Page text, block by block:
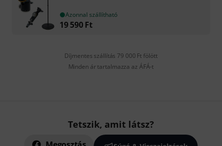
Azonnal szállítható
19 590 Ft
Díjmentes szállítás 79 000 Ft fölött
Minden ár tartalmazza az ÁFÁ-t
Tetszik, amit látsz?